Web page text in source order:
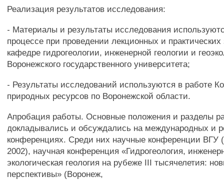
Реализация результатов исследования:
- Материалы и результаты исследования
процессе при проведении лекционных и практических
кафедре гидрогеологии, инженерной геологии и
Воронежского государственного университета;
- Результаты исследований используются в работе
природных ресурсов по Воронежской области.
Апробация работы. Основные положения и разделы
докладывались и обсуждались на международных и
конференциях. Среди них научные конференции ВГУ
2002), научная конференция «Гидрогеология,
экологическая геология на рубеже III тысячелетия:
перспективы» (Воронеж,